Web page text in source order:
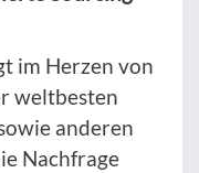
im Herzen von
weltbesten
anderen
Nachfrage